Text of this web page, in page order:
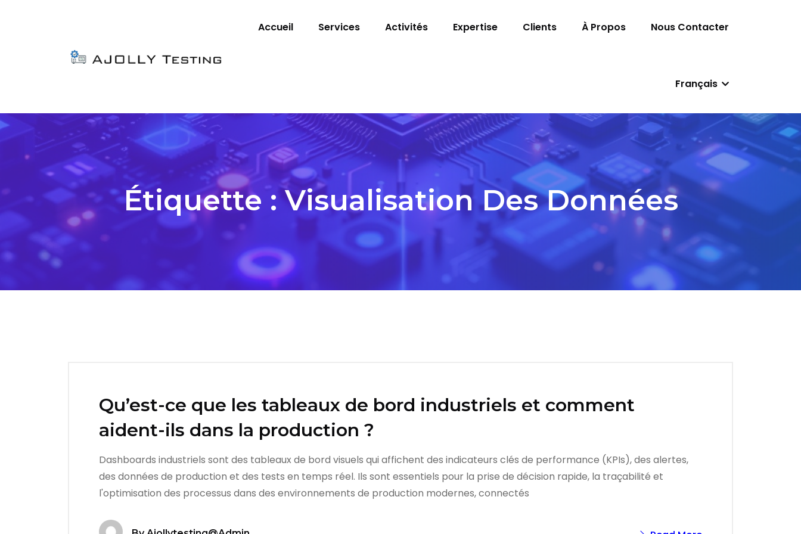
Accueil Services Activités Expertise Clients À Propos Nous Contacter
Français
Étiquette :Visualisation Des Données
Qu’est-ce que les tableaux de bord industriels et comment
aident-ils dans la production ?
Dashboards industriels sont des tableaux de bord visuels qui affichent des indicateurs clés de performance (KPIs), des alertes,
des données de production et des tests en temps réel. Ils sont essentiels pour la prise de décision rapide, la traçabilité et
l'optimisation des processus dans des environnements de production modernes, connectés